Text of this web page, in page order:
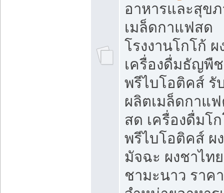
อาหารและสุข
เมล็ดกาแฟสด
โรงงานโกโก้ ผ
เครื่องดื่มธัญพืช
พรีไบโอติคส์ รั
ผลิตเมล็ดกาแ
สด เครื่องดื่มโ
พรีไบโอติคส์ ผง
มัจฉะ ผงชาไท
ชามะนาว ราค